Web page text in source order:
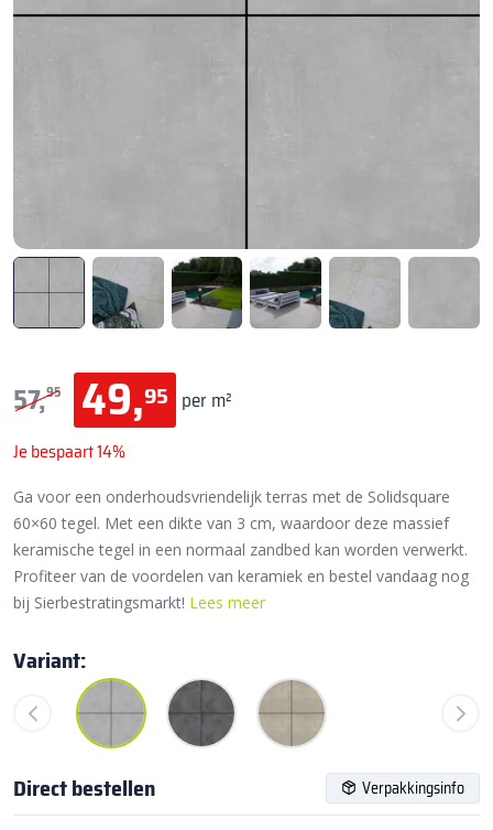
57,95 49,95 per m²
Je bespaart 14%
Ga voor een onderhoudsvriendelijk terras met de Solidsquare
60×60 tegel. Met een dikte van 3 cm, waardoor deze massief
keramische tegel in een normaal zandbed kan worden verwerkt.
Profiteer van de voordelen van keramiek en bestel vandaag nog
bij Sierbestratingsmarkt! Lees meer
Variant:
Direct bestellen Verpakkingsinfo